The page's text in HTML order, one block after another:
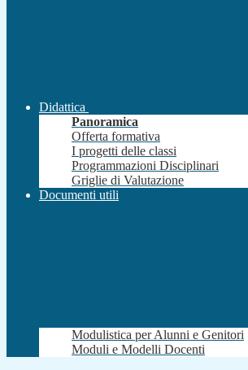
Didattica
Panoramica
Offerta formativa
I progetti delle classi
Programmazioni Disciplinari
Griglie di Valutazione
Documenti utili
Modulistica per Alunni e Genitori
Moduli e Modelli Docenti